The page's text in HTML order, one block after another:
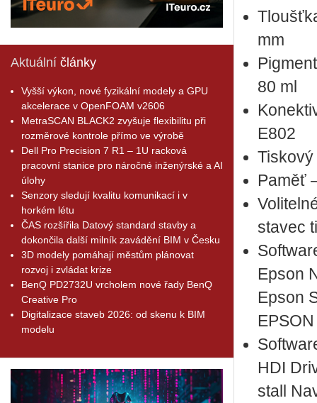
Aktuální články
Vyšší výkon, nové fyzikální modely a GPU
akcelerace v OpenFOAM v2606
MetraSCAN BLACK2 zvyšuje flexibilitu při
rozměrové kontrole přímo ve výrobě
Dell Pro Precision 7 R1 – 1U racková
pracovní stanice pro náročné inženýrské a AI
úlohy
Senzory sledují kvalitu komunikací i v
horkém létu
ČAS rozšířila Datový standard stavby a
dokončila další milník zavádění BIM v Česku
3D modely pomáhají městům plánovat
rozvoj i zvládat krize
BenQ PD2732U vrcholem nové řady BenQ
Creative Pro
Digitalizace staveb 2026: od skenu k BIM
modelu
mm
80 ml
E802
Tis­ko­vý
Paměť
sta­vec
Epson
Epson
HDI
stall